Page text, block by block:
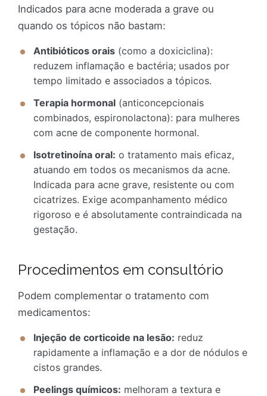
Indicados para acne moderada a grave ou
quando os tópicos não bastam:
Antibióticos orais (como a doxiciclina):
reduzem inflamação e bactéria; usados por
tempo limitado e associados a tópicos.
Terapia hormonal (anticoncepcionais
combinados, espironolactona): para mulheres
com acne de componente hormonal.
Isotretinoína oral: o tratamento mais eficaz,
atuando em todos os mecanismos da acne.
Indicada para acne grave, resistente ou com
cicatrizes. Exige acompanhamento médico
rigoroso e é absolutamente contraindicada na
gestação.
Procedimentos em consultório
Podem complementar o tratamento com
medicamentos:
Injeção de corticoide na lesão: reduz
rapidamente a inflamação e a dor de nódulos e
cistos grandes.
Peelings químicos: melhoram a textura e